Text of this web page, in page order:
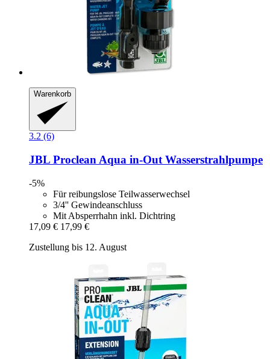
Warenkorb
3.2 (6)
JBL Proclean Aqua in-​Out Wasserstrahlpumpe
-5%
Für reibungslose Teilwasserwechsel
3/4'' Gewindeanschluss
Mit Absperrhahn inkl. Dichtring
17,09 € 17,99 €
Zustellung bis 12. August